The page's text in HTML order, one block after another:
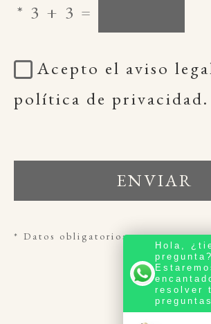
* 3 + 3 =
Acepto el aviso
política de privacidad.
ENVIAR
* Datos obligatorios
Hola,
pregunta?
resolver